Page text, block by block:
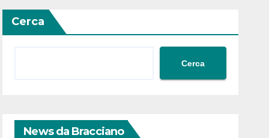
Cerca
Cerca
News da Bracciano